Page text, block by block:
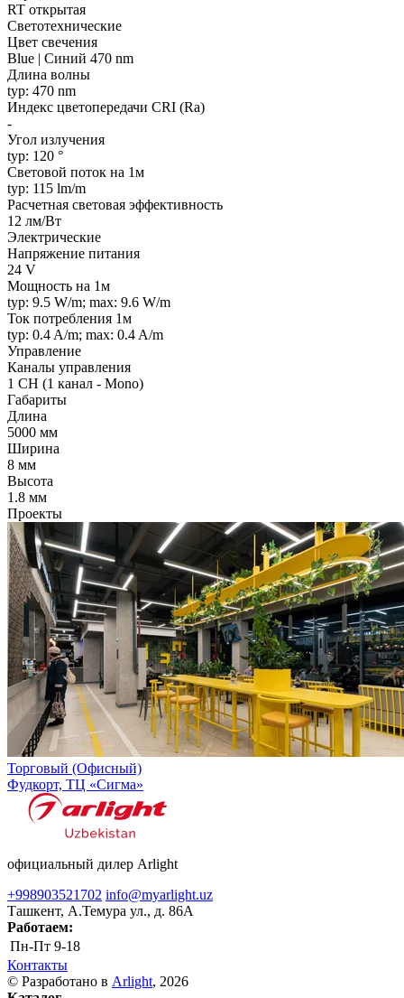
RT открытая
Светотехнические
Цвет свечения
Blue | Синий 470 nm
Длина волны
typ: 470 nm
Индекс цветопередачи CRI (Ra)
-
Угол излучения
typ: 120 °
Световой поток на 1м
typ: 115 lm/m
Расчетная световая эффективность
12 лм/Вт
Электрические
Напряжение питания
24 V
Мощность на 1м
typ: 9.5 W/m; max: 9.6 W/m
Ток потребления 1м
typ: 0.4 A/m; max: 0.4 A/m
Управление
Каналы управления
1 CH (1 канал - Mono)
Габариты
Длина
5000 мм
Ширина
8 мм
Высота
1.8 мм
Проекты
Торговый (Офисный)
Фудкорт, ТЦ «Сигма»
официальный дилер Arlight
+998903521702 info@myarlight.uz
Ташкент, А.Темура ул., д. 86А
Работаем:
Пн-Пт 9-18
Контакты
© Разработано в Arlight, 2026